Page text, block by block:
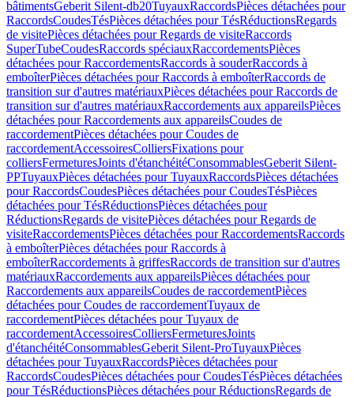
bâtimentsGeberit Silent-db20TuyauxRaccordsPièces détachées pour
RaccordsCoudesTésPièces détachées pour TésRéductionsRegards
de visitePièces détachées pour Regards de visiteRaccords
SuperTubeCoudesRaccords spéciauxRaccordementsPièces
détachées pour RaccordementsRaccords à souderRaccords à
emboîterPièces détachées pour Raccords à emboîterRaccords de
transition sur d'autres matériauxPièces détachées pour Raccords de
transition sur d'autres matériauxRaccordements aux appareilsPièces
détachées pour Raccordements aux appareilsCoudes de
raccordementPièces détachées pour Coudes de
raccordementAccessoiresColliersFixations pour
colliersFermeturesJoints d'étanchéitéConsommablesGeberit Silent-
PPTuyauxPièces détachées pour TuyauxRaccordsPièces détachées
pour RaccordsCoudesPièces détachées pour CoudesTésPièces
détachées pour TésRéductionsPièces détachées pour
RéductionsRegards de visitePièces détachées pour Regards de
visiteRaccordementsPièces détachées pour RaccordementsRaccords
à emboîterPièces détachées pour Raccords à
emboîterRaccordements à griffesRaccords de transition sur d'autres
matériauxRaccordements aux appareilsPièces détachées pour
Raccordements aux appareilsCoudes de raccordementPièces
détachées pour Coudes de raccordementTuyaux de
raccordementPièces détachées pour Tuyaux de
raccordementAccessoiresColliersFermeturesJoints
d'étanchéitéConsommablesGeberit Silent-ProTuyauxPièces
détachées pour TuyauxRaccordsPièces détachées pour
RaccordsCoudesPièces détachées pour CoudesTésPièces détachées
pour TésRéductionsPièces détachées pour RéductionsRegards de